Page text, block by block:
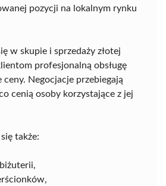
pozycji na lokalnym rynku
w skupie i sprzedaży złotej
profesjonalną obsługę
Negocjacje przebiegają
cenią osoby korzystające z jej
także: